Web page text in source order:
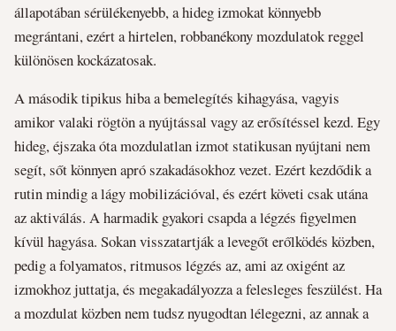
állapotában sérülékenyebb, a hideg izmokat könnyebb
megrántani, ezért a hirtelen, robbanékony mozdulatok reggel
különösen kockázatosak.
A második tipikus hiba a bemelegítés kihagyása, vagyis
amikor valaki rögtön a nyújtással vagy az erősítéssel kezd. Egy
hideg, éjszaka óta mozdulatlan izmot statikusan nyújtani nem
segít, sőt könnyen apró szakadásokhoz vezet. Ezért kezdődik a
rutin mindig a lágy mobilizációval, és ezért követi csak utána
az aktiválás. A harmadik gyakori csapda a légzés figyelmen
kívül hagyása. Sokan visszatartják a levegőt erőlködés közben,
pedig a folyamatos, ritmusos légzés az, ami az oxigént az
izmokhoz juttatja, és megakadályozza a felesleges feszülést. Ha
a mozdulat közben nem tudsz nyugodtan lélegezni, az annak a